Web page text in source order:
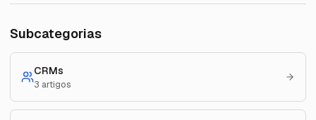
Subcategorias
CRMs
3 artigos